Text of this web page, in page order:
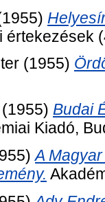
értekezések
(1955)
(1955) Budai
Kiadó,
A